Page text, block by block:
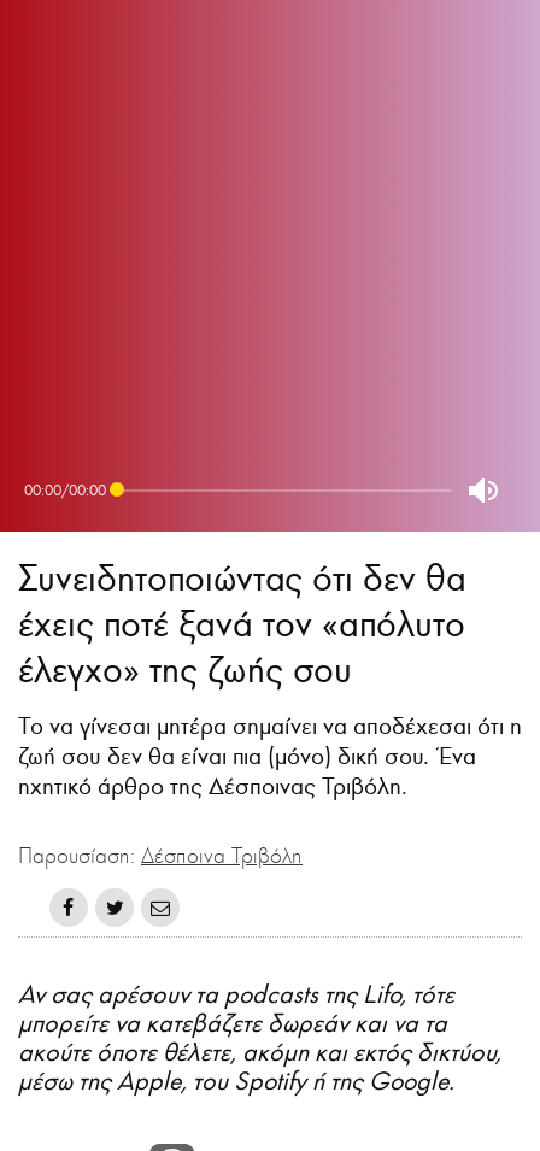
Συνειδητοποιώντας ότι δεν θα
έχεις ποτέ ξανά τον «απόλυτο
έλεγχο» της ζωής σου
Το να γίνεσαι μητέρα σημαίνει να αποδέχεσαι ότι η
ζωή σου δεν θα είναι πια (μόνο) δική σου. Ένα
ηχητικό άρθρο της Δέσποινας Τριβόλη.
00:00/00:00
Παρουσίαση: Δέσποινα Τριβόλη
Αν σας αρέσουν τα podcasts της Lifo, τότε
μπορείτε να κατεβάζετε δωρεάν και να τα
ακούτε όποτε θέλετε, ακόμη και εκτός δικτύου,
μέσω της Apple, του Spotify ή της Google.